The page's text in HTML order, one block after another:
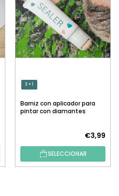
3 + 1
Barniz con aplicador para
pintar con diamantes
€3,99
SELECCIONAR